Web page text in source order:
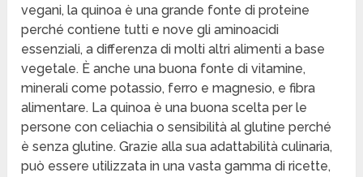
vegani, la quinoa è una grande fonte di proteine
perché contiene tutti e nove gli aminoacidi
essenziali, a differenza di molti altri alimenti a base
vegetale. È anche una buona fonte di vitamine,
minerali come potassio, ferro e magnesio, e fibra
alimentare. La quinoa è una buona scelta per le
persone con celiachia o sensibilità al glutine perché
è senza glutine. Grazie alla sua adattabilità culinaria,
può essere utilizzata in una vasta gamma di ricette,